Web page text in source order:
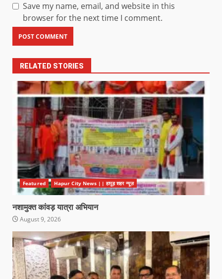
Save my name, email, and website in this
browser for the next time I comment.
RELATED STORIES
Featured Hapur City News || हापुड़ शहर न्यूज़
नशामुक्त कांवड़ यात्रा अभियान
August 9, 2026